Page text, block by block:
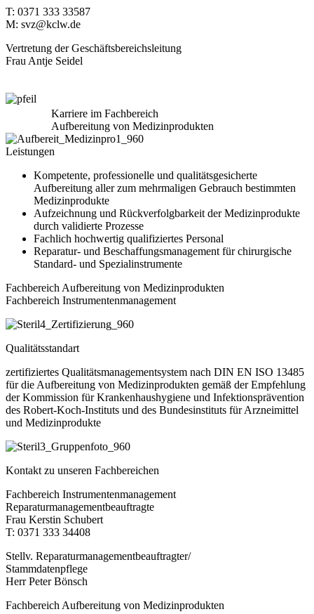
T: 0371 333 33587
M: svz@kclw.de
Vertretung der Geschäftsbereichsleitung
Frau Antje Seidel
Karriere im Fachbereich
Aufbereitung von Medizinprodukten
Leistungen
Kompetente, professionelle und qualitätsgesicherte
Aufbereitung aller zum mehrmaligen Gebrauch bestimmten
Medizinprodukte
Aufzeichnung und Rückverfolgbarkeit der Medizinprodukte
durch validierte Prozesse
Fachlich hochwertig qualifiziertes Personal
Reparatur- und Beschaffungsmanagement für chirurgische
Standard- und Spezialinstrumente
Fachbereich Aufbereitung von Medizinprodukten
Fachbereich Instrumentenmanagement
Qualitätsstandart
zertifiziertes Qualitätsmanagementsystem nach DIN EN ISO 13485
für die Aufbereitung von Medizinprodukten gemäß der Empfehlung
der Kommission für Krankenhaushygiene und Infektionsprävention
des Robert-Koch-Instituts und des Bundesinstituts für Arzneimittel
und Medizinprodukte
Kontakt zu unseren Fachbereichen
Fachbereich Instrumentenmanagement
Reparaturmanagementbeauftragte
Frau Kerstin Schubert
T: 0371 333 34408
Stellv. Reparaturmanagementbeauftragter/
Stammdatenpflege
Herr Peter Bönsch
Fachbereich Aufbereitung von Medizinprodukten